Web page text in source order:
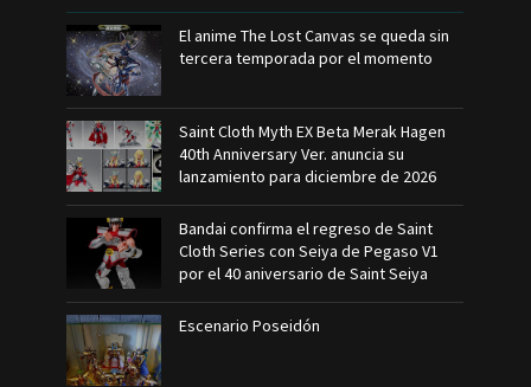
El anime The Lost Canvas se queda sin
tercera temporada por el momento
Saint Cloth Myth EX Beta Merak Hagen
40th Anniversary Ver. anuncia su
lanzamiento para diciembre de 2026
Bandai confirma el regreso de Saint
Cloth Series con Seiya de Pegaso V1
por el 40 aniversario de Saint Seiya
Escenario Poseidón